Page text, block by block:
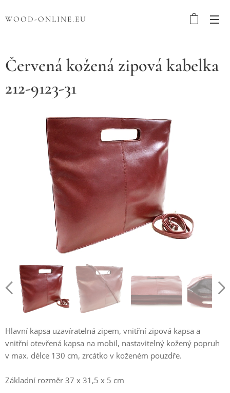
WOOD-ONLINE.EU
Červená kožená zipová kabelka
212-9123-31
Hlavní kapsa uzavíratelná zipem, vnitřní zipová kapsa a
vnitřní otevřená kapsa na mobil, nastavitelný kožený popruh
v max. délce 130 cm, zrcátko v koženém pouzdře.
Základní rozměr 37 x 31,5 x 5 cm